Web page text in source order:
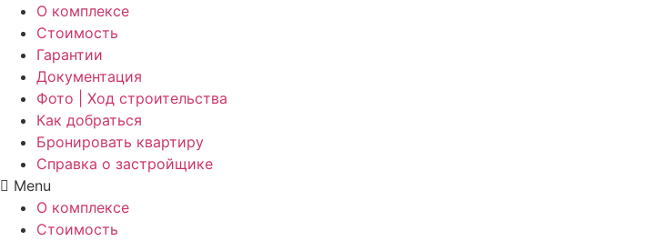
О комплексе
Стоимость
Гарантии
Документация
Фото | Ход строительства
Как добраться
Бронировать квартиру
Справка о застройщике
Menu
О комплексе
Стоимость